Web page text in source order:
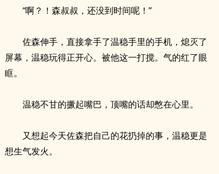
“啊？！森叔叔，还没到时间呢！”
佐森伸手，直接拿手了温稳手里的手机，熄灭了
屏幕，温稳玩得正开心。被他这一打搅。气的红了眼
眶。
温稳不甘的撅起嘴巴，顶嘴的话却憋在心里。
又想起今天佐森把自己的花扔掉的事，温稳更是
想生气发火。